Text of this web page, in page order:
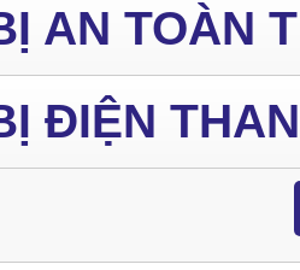
AN TOÀN
ĐIỆN